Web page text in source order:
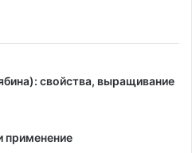
свойства, выращивание
применение